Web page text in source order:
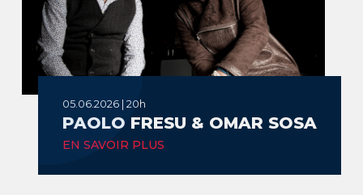
05.06.2026 | 20h
PAOLO FRESU & OMAR SOSA
EN SAVOIR PLUS